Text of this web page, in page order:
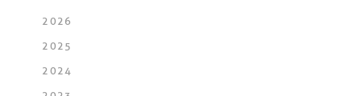
2026
2025
2024